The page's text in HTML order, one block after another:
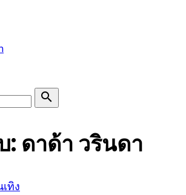

Search
: ดาด้า วรินดา
ทิง